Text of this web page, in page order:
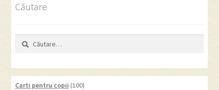
Căutare
Caută
după:
Carti pentru copii 100100